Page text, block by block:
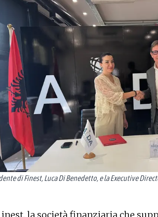
di Finest, Luca Di Benedetto, e la Executive